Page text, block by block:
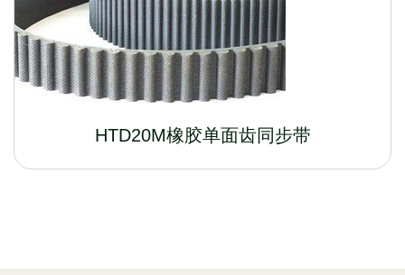
HTD20M橡胶单面齿同步带